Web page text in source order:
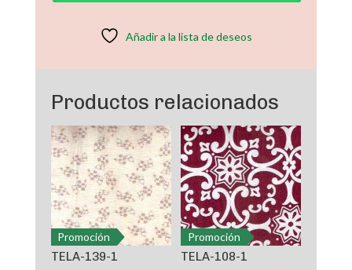
Añadir a la lista de deseos
Productos relacionados
Promoción
TELA-139-1
Promoción
TELA-108-1